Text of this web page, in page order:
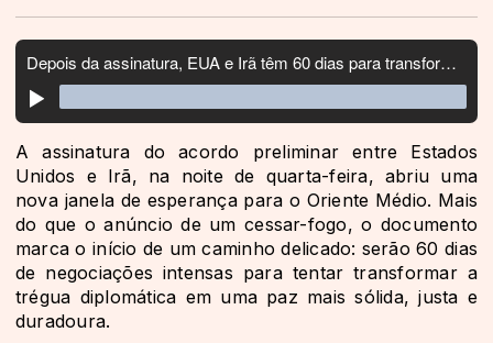
A assinatura do acordo preliminar entre Estados
Unidos e Irã, na noite de quarta-feira, abriu uma
nova janela de esperança para o Oriente Médio. Mais
do que o anúncio de um cessar-fogo, o documento
marca o início de um caminho delicado: serão 60 dias
de negociações intensas para tentar transformar a
trégua diplomática em uma paz mais sólida, justa e
duradoura.